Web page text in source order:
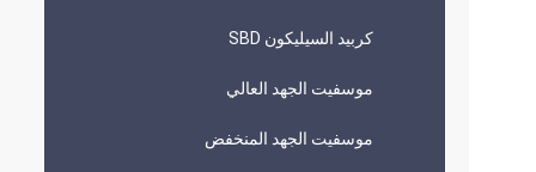
كربيد السيليكون SBD
موسفيت الجهد العالي
موسفيت الجهد المنخفض